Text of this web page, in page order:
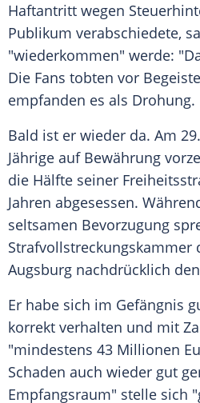
Haftantritt wegen
Publikum verabschiedete,
"wiederkommen" werde:
Die Fans tobten vor
empfanden es als Drohung.
Bald ist er wieder da. Am
Jährige auf Bewährung
die Hälfte seiner
Jahren abgesessen.
seltsamen Bevorzugung
Strafvollstreckungskammer
Augsburg nachdrücklich
Er habe sich im Gefängnis
korrekt verhalten und mit
"mindestens 43 Millionen
Schaden auch wieder gut
Empfangsraum" stelle sich